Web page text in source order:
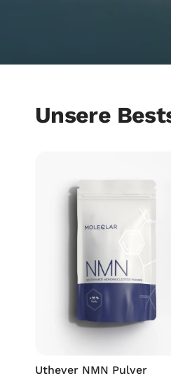
Unsere
Uthever NMN Pulver